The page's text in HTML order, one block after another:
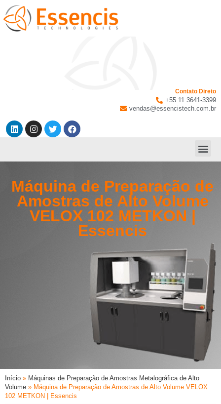
Contato Direto
+55 11 3641-3399
vendas@essencistech.com.br
Máquina de Preparação de
Amostras de Alto Volume
VELOX 102 METKON |
Essencis
Início » Máquinas de Preparação de Amostras Metalográfica de Alto
Volume » Máquina de Preparação de Amostras de Alto Volume VELOX
102 METKON | Essencis